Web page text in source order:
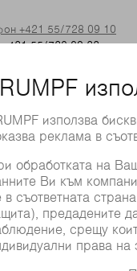
+421 55/728 09 10
+421 55/728 09 22